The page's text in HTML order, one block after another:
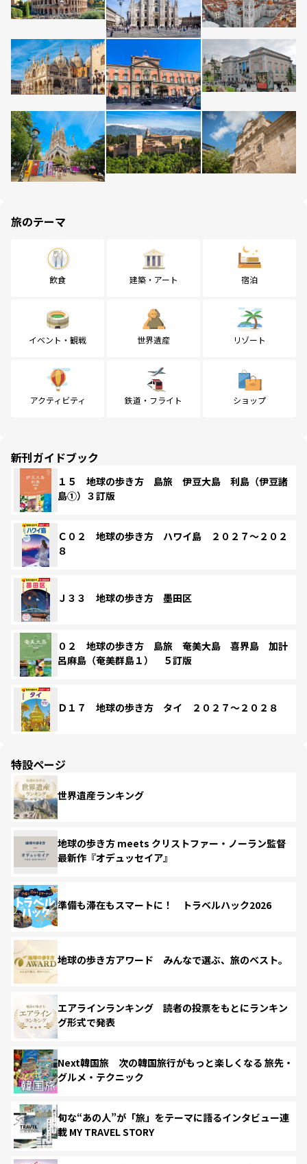
旅のテーマ
飲食 建築・アート 宿泊
イベント・観戦 世界遺産 リゾート
アクティビティ 鉄道・フライト ショップ
新刊ガイドブック
１５ 地球の歩き方 島旅 伊豆大島 利島（伊豆諸
島①）３訂版
Ｃ０２ 地球の歩き方 ハワイ島 ２０２７～２０２
８
Ｊ３３ 地球の歩き方 墨田区
０２ 地球の歩き方 島旅 奄美大島 喜界島 加計
呂麻島（奄美群島１） ５訂版
Ｄ１７ 地球の歩き方 タイ ２０２７～２０２８
特設ページ
世界遺産ランキング
地球の歩き方 meets クリストファー・ノーラン監督
最新作『オデュッセイア』
準備も滞在もスマートに！ トラベルハック2026
地球の歩き方アワード みんなで選ぶ、旅のベスト。
エアラインランキング 読者の投票をもとにランキン
グ形式で発表
Next韓国旅 次の韓国旅行がもっと楽しくなる 旅先・
グルメ・テクニック
旬な“あの人”が「旅」をテーマに語るインタビュー連
載 MY TRAVEL STORY